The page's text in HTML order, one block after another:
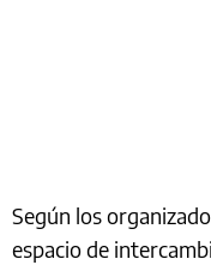
Según los
espacio de